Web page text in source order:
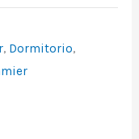
, Dormitorio,